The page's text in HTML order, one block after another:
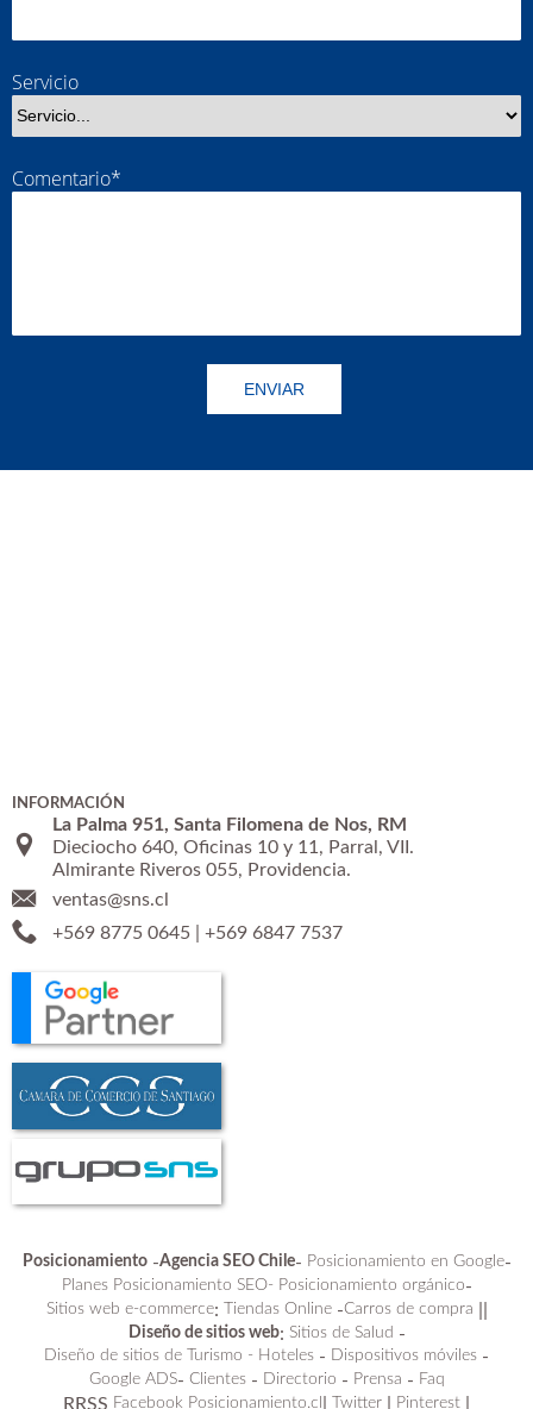
Servicio
Comentario*
INFORMACIÓN
La Palma 951, Santa Filomena de Nos, RM
Dieciocho 640, Oficinas 10 y 11, Parral, VII.
Almirante Riveros 055, Providencia.
ventas@sns.cl
+569 8775 0645| +569 6847 7537
Posicionamiento-Agencia SEO Chile- Posicionamiento en Google-
Planes Posicionamiento SEO- Posicionamiento orgánico-
Sitios web e-commerce: Tiendas Online-Carros de compra
Diseño de sitios web: Sitios de Salud -
Diseño de sitios de Turismo - Hoteles - Dispositivos móviles -
Google ADS- Clientes- Directorio - Prensa - Faq
RRSS Facebook Posicionamiento.cl Twitter Pinterest